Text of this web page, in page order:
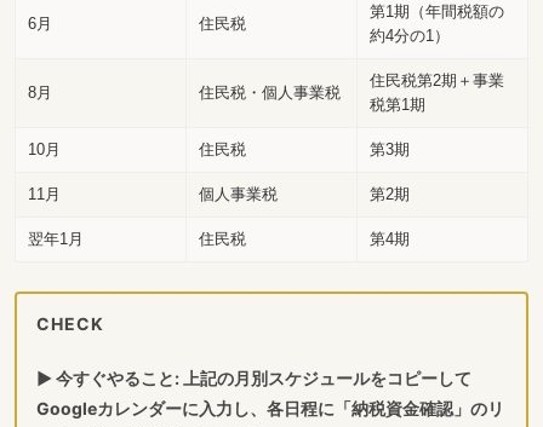
6月 住民税
第1期（年間税額の
約4分の1）
8月 住民税・個人事業税
住民税第2期＋事業
税第1期
10月 住民税 第3期
11月 個人事業税 第2期
翌年1月 住民税 第4期
CHECK
▶ 今すぐやること: 上記の月別スケジュールをコピーして
Googleカレンダーに入力し、各日程に「納税資金確認」のリ